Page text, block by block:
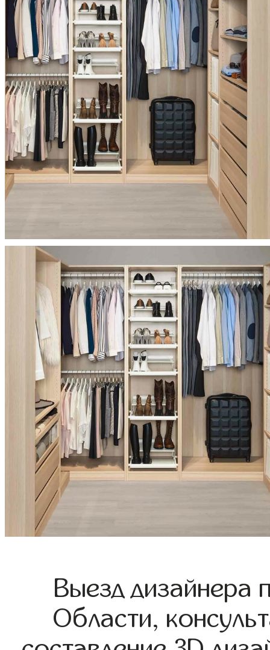
Выезд дизайнера
Области,